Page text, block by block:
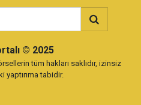
© 2025
tüm hakları saklıdır, izinsiz
yaptırıma tabidir.